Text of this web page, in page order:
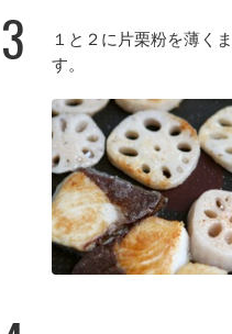
3
１と２に片栗粉を薄く
す。